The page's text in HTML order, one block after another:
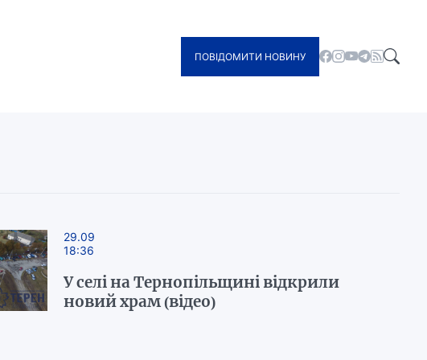
ПОВІДОМИТИ НОВИНУ
29.09
18:36
У селі на Тернопільщині відкрили
новий храм (відео)